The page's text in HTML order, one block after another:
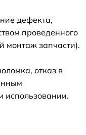
дефекта,
проведенного
монтаж запчасти).
отказ в
использовании.